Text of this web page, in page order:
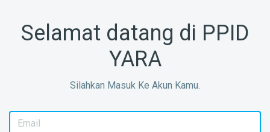
Selamat datang di PPID
YARA
Silahkan Masuk Ke Akun Kamu.